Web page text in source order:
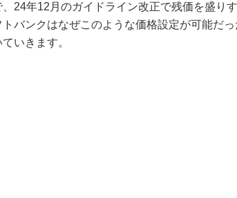
、24年12月のガイドライン改正で残価を盛り
トバンクはなぜこのような価格設定が可能だ
いきます。